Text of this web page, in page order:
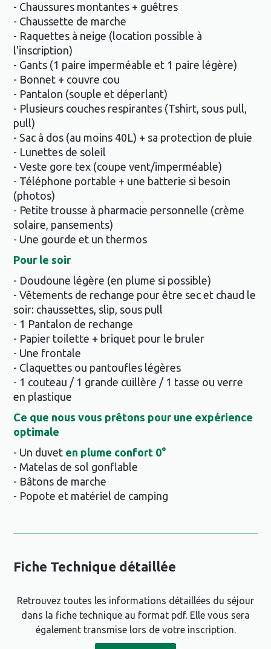
- Chaussures montantes + guêtres
- Chaussette de marche
- Raquettes à neige (location possible à
l'inscription)
- Gants (1 paire imperméable et 1 paire légère)
- Bonnet + couvre cou
- Pantalon (souple et déperlant)
- Plusieurs couches respirantes (Tshirt, sous pull,
pull)
- Sac à dos (au moins 40L) + sa protection de pluie
- Lunettes de soleil
- Veste gore tex (coupe vent/imperméable)
- Téléphone portable + une batterie si besoin
(photos)
- Petite trousse à pharmacie personnelle (crème
solaire, pansements)
- Une gourde et un thermos
Pour le soir
- Doudoune légère (en plume si possible)
- Vêtements de rechange pour être sec et chaud le
soir: chaussettes, slip, sous pull
- 1 Pantalon de rechange
- Papier toilette + briquet pour le bruler
- Une frontale
- Claquettes ou pantoufles légères
- 1 couteau / 1 grande cuillère / 1 tasse ou verre
en plastique
Ce que nous vous prêtons pour une expérience
optimale
- Un duvet en plume confort 0°
- Matelas de sol gonflable
- Bâtons de marche
- Popote et matériel de camping
Fiche Technique détaillée
Retrouvez toutes les informations détaillées du séjour
dans la fiche technique au format pdf. Elle vous sera
également transmise lors de votre inscription.